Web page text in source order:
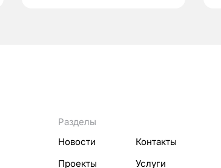
Разделы
Новости
Контакты
Проекты
Услуги